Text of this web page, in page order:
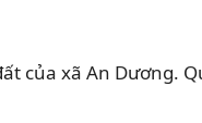
xã An Dương. Quy